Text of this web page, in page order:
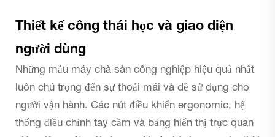
Thiết kế công thái học và giao diện
người dùng
Những mẫu máy chà sàn công nghiệp hiệu quả nhất
luôn chú trọng đến sự thoải mái và dễ sử dụng cho
người vận hành. Các nút điều khiển ergonomic, hệ
thống điều chỉnh tay cầm và bảng hiển thị trực quan